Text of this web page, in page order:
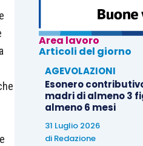
Area lavoro
Articoli del giorno
AGEVOLAZIONI
Esonero
madri di almeno 3
almeno 6 mesi
31 Luglio 2026
di Redazione